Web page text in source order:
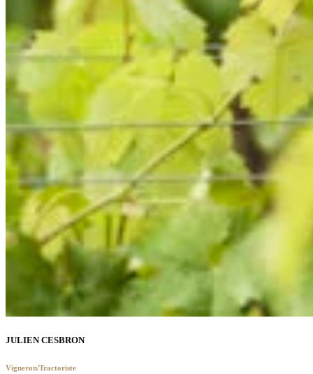
JULIEN CESBRON
Vigneron/Tractoriste